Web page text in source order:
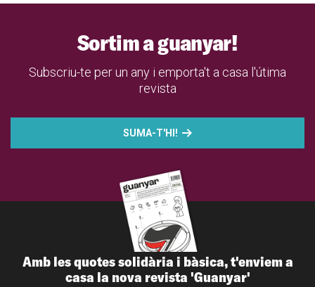
Sortim a guanyar!
Subscriu-te per un any i emporta't a casa l'útima
revista
SUMA-T'HI!
Amb les quotes solidària i bàsica, t'enviem a
casa la nova revista 'Guanyar'